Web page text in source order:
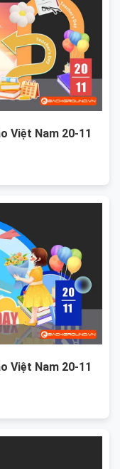
Việt Nam 20-11
Việt Nam 20-11